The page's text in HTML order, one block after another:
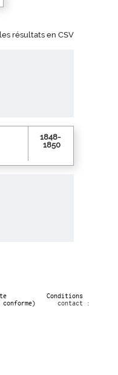
résultats en CSV
1848-
1850
Conditions
contact :